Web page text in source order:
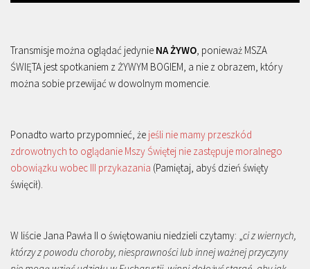
Transmisje można oglądać jedynie NA ŻYWO, ponieważ MSZA
ŚWIĘTA jest spotkaniem z ŻYWYM BOGIEM, a nie z obrazem, który
można sobie przewijać w dowolnym momencie.
Ponadto warto przypomnieć, że jeśli nie mamy przeszkód
zdrowotnych to oglądanie Mszy Świętej nie zastępuje moralnego
obowiązku wobec III przykazania (Pamiętaj, abyś dzień święty
święcił).
W liście Jana Pawła II o świętowaniu niedzieli czytamy: „ci z wiernych,
którzy z powodu choroby, niesprawności lub innej ważnej przyczyny